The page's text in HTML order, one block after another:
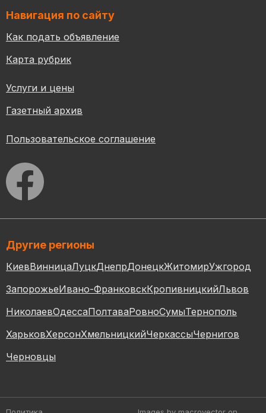
Навигация по сайту
Как подать объявление
Карта рубрик
Услуги и цены
Газетный архив
Пользовательское соглашение
Другие регионы
КиевВинницаЛуцкДнепрДонецкЖитомирУжгород
ЗапорожьеИвано-ФранковскКропивницкийЛьвов
НиколаевОдессаПолтаваРовноСумыТернополь
ХарьковХерсонХмельницкийЧеркассыЧернигов
Черновцы